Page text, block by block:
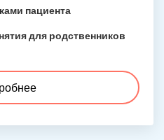
пациента
для родственников